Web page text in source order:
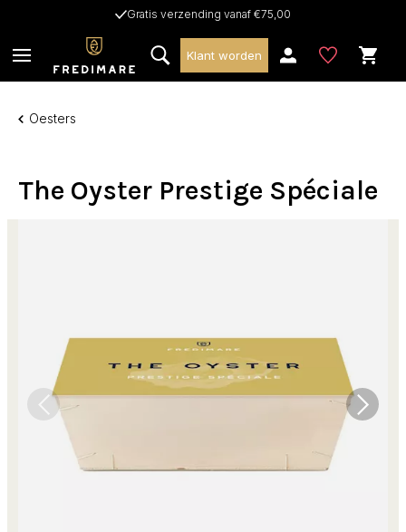
Gratis verzending vanaf €75,00
Klant worden
Oesters
The Oyster Prestige Spéciale